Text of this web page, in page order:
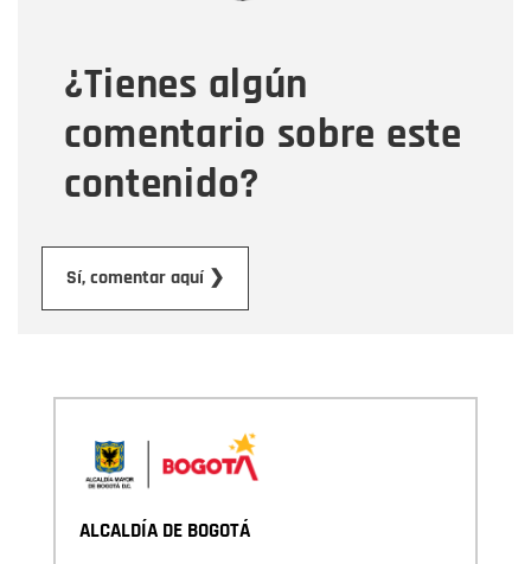
¿Tienes algún
comentario sobre este
contenido?
Sí, comentar aquí ❯
Mensaje
ALCALDÍA DE BOGOTÁ